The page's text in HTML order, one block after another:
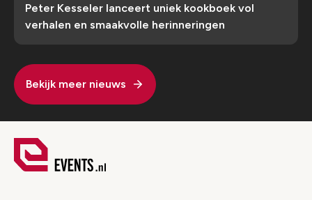
Peter Kesseler lanceert uniek kookboek vol
verhalen en smaakvolle herinneringen
Bekijk meer nieuws